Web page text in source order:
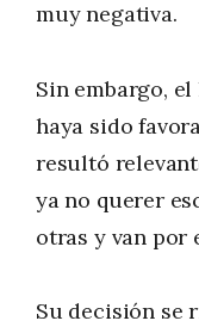
muy negativa.
Sin embargo,
haya sido
resultó
ya no querer
otras y van por
Su decisión se